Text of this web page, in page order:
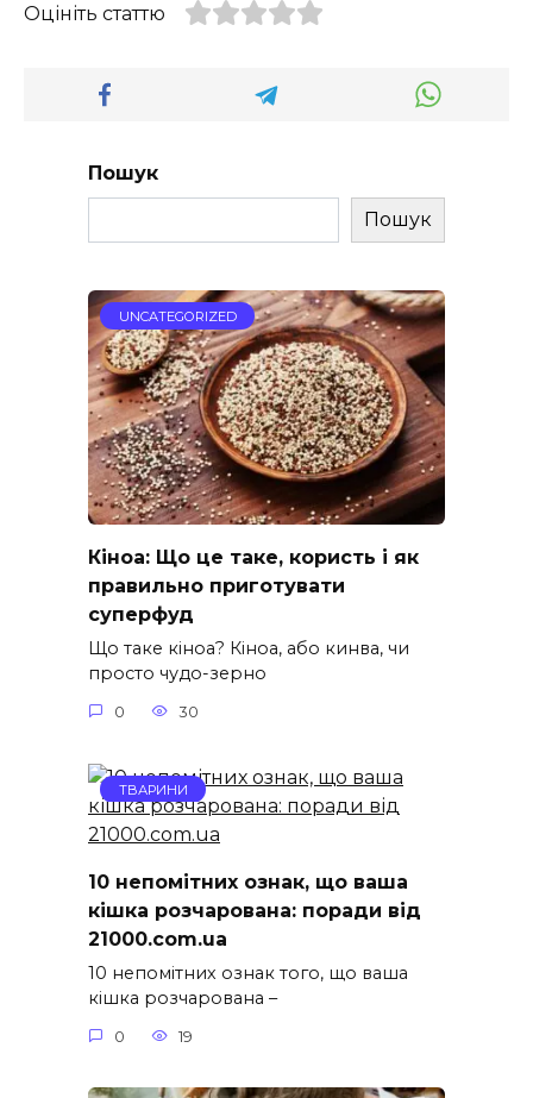
Оцініть статтю
Пошук
Пошук
UNCATEGORIZED
Кіноа: Що це таке, користь і як
правильно приготувати
суперфуд
Що таке кіноа? Кіноа, або кинва, чи
просто чудо-зерно
0 30
ТВАРИНИ
10 непомітних ознак, що ваша
кішка розчарована: поради від
21000.com.ua
10 непомітних ознак того, що ваша
кішка розчарована –
0 19